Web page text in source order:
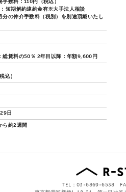
手数料：110円（税込）
短期解約違約金有※大手法人相談
の仲介手数料（税別）を別途頂戴いたし
総賃料の50％ 2年目以降：年額9,600円
込）
日
ら約2週間
TEL：03-6869-6538